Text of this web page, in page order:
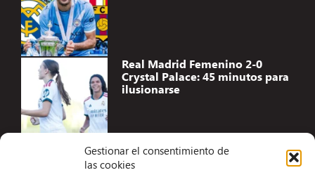
Gestionar el consentimiento de
las cookies
Real Madrid Femenino 2-0
Crystal Palace: 45 minutos para
ilusionarse